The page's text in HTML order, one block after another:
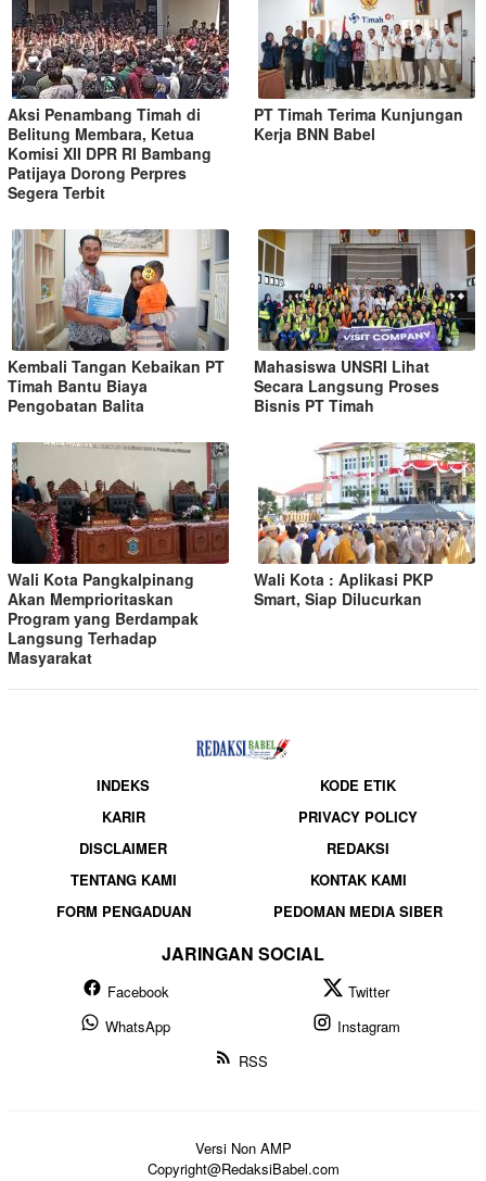
Aksi Penambang Timah di
Belitung Membara, Ketua
Komisi XII DPR RI Bambang
Patijaya Dorong Perpres
Segera Terbit
PT Timah Terima Kunjungan
Kerja BNN Babel
Kembali Tangan Kebaikan PT
Timah Bantu Biaya
Pengobatan Balita
Mahasiswa UNSRI Lihat
Secara Langsung Proses
Bisnis PT Timah
Wali Kota Pangkalpinang
Akan Memprioritaskan
Program yang Berdampak
Langsung Terhadap
Masyarakat
Wali Kota : Aplikasi PKP
Smart, Siap Dilucurkan
INDEKS
KODE ETIK
KARIR
PRIVACY POLICY
DISCLAIMER
REDAKSI
TENTANG KAMI
KONTAK KAMI
FORM PENGADUAN
PEDOMAN MEDIA SIBER
JARINGAN SOCIAL
Facebook
Twitter
WhatsApp
Instagram
RSS
Versi Non AMP
Copyright@RedaksiBabel.com